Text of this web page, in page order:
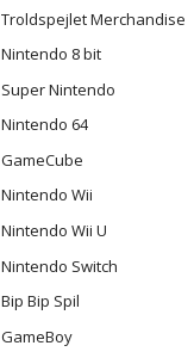
Troldspejlet Merchandise
Nintendo 8 bit
Super Nintendo
Nintendo 64
GameCube
Nintendo Wii
Nintendo Wii U
Nintendo Switch
Bip Bip Spil
GameBoy